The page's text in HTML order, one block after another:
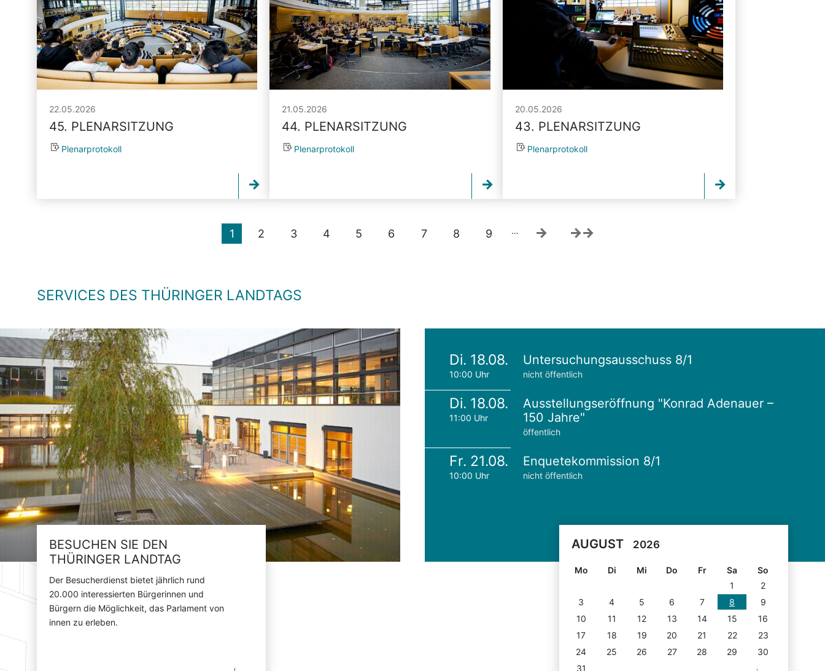
22.05.2026
45. PLENARSITZUNG
Plenarprotokoll
21.05.2026
44. PLENARSITZUNG
Plenarprotokoll
20.05.2026
43. PLENARSITZUNG
Plenarprotokoll
1 2 3 4 5 6 7 8 9 …
SERVICES DES THÜRINGER LANDTAGS
BESUCHEN SIE DEN
THÜRINGER LANDTAG
Der Besucherdienst bietet jährlich rund
20.000 interessierten Bürgerinnen und
Bürgern die Möglichkeit, das Parlament von
innen zu erleben.
Di. 18.08.
10:00 Uhr
Untersuchungsausschuss 8/1
nicht öffentlich
Di. 18.08.
11:00 Uhr
Ausstellungseröffnung "Konrad Adenauer –
150 Jahre"
öffentlich
Fr. 21.08.
10:00 Uhr
Enquetekommission 8/1
nicht öffentlich
AUGUST 2026
Mo Di Mi Do Fr Sa
So
1
2
3
4 5 6 7 8
9
10
11 12 13 14 15
16
17
18 19 20 21 22
23
24
25 26 27 28 29
30
31